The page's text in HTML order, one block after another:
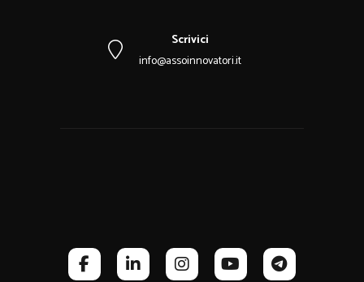
Scrivici
info@assoinnovatori.it